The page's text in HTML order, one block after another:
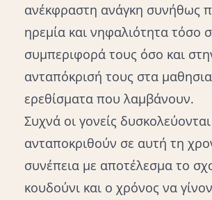
ανέκφραστη ανάγκη συνήθως
ηρεμία και νηφαλιότητα τόσο
συμπεριφορά τους όσο και
ανταπόκρισή τους στα
ερεθίσματα που λαμβάνουν.
Συχνά οι γονείς
ανταποκριθούν σε αυτή τη
συνέπεια με αποτέλεσμα το
κουδούνι και ο χρόνος να